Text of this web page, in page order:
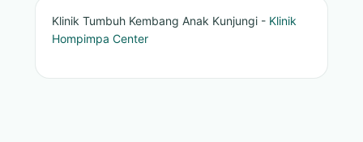
Klinik Tumbuh Kembang Anak Kunjungi - Klinik
Hompimpa Center